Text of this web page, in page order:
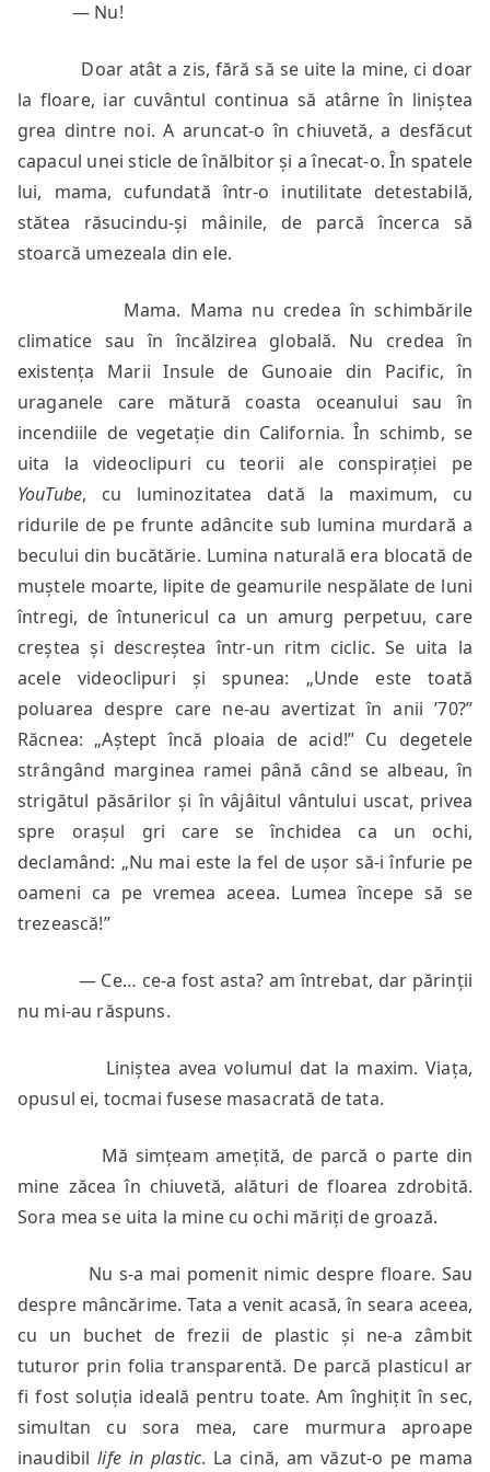
— Nu!
Doar atât a zis, fără să se uite la mine, ci doar
la floare, iar cuvântul continua să atârne în liniștea
grea dintre noi. A aruncat-o în chiuvetă, a desfăcut
capacul unei sticle de înălbitor și a înecat-o. În spatele
lui, mama, cufundată într-o inutilitate detestabilă,
stătea răsucindu-și mâinile, de parcă încerca să
stoarcă umezeala din ele.
Mama. Mama nu credea în schimbările
climatice sau în încălzirea globală. Nu credea în
existența Marii Insule de Gunoaie din Pacific, în
uraganele care mătură coasta oceanului sau în
incendiile de vegetație din California. În schimb, se
uita la videoclipuri cu teorii ale conspirației pe
YouTube, cu luminozitatea dată la maximum, cu
ridurile de pe frunte adâncite sub lumina murdară a
becului din bucătărie. Lumina naturală era blocată de
muștele moarte, lipite de geamurile nespălate de luni
întregi, de întunericul ca un amurg perpetuu, care
creștea și descreștea într-un ritm ciclic. Se uita la
acele videoclipuri și spunea: „Unde este toată
poluarea despre care ne-au avertizat în anii ’70?”
Răcnea: „Aștept încă ploaia de acid!” Cu degetele
strângând marginea ramei până când se albeau, în
strigătul păsărilor și în vâjâitul vântului uscat, privea
spre orașul gri care se închidea ca un ochi,
declamând: „Nu mai este la fel de ușor să-i înfurie pe
oameni ca pe vremea aceea. Lumea începe să se
trezească!”
— Ce… ce-a fost asta? am întrebat, dar părinții
nu mi-au răspuns.
Liniștea avea volumul dat la maxim. Viața,
opusul ei, tocmai fusese masacrată de tata.
Mă simțeam amețită, de parcă o parte din
mine zăcea în chiuvetă, alături de floarea zdrobită.
Sora mea se uita la mine cu ochi măriți de groază.
Nu s-a mai pomenit nimic despre floare. Sau
despre mâncărime. Tata a venit acasă, în seara aceea,
cu un buchet de frezii de plastic și ne-a zâmbit
tuturor prin folia transparentă. De parcă plasticul ar
fi fost soluția ideală pentru toate. Am înghițit în sec,
simultan cu sora mea, care murmura aproape
inaudibillife in plastic. La cină, am văzut-o pe mama